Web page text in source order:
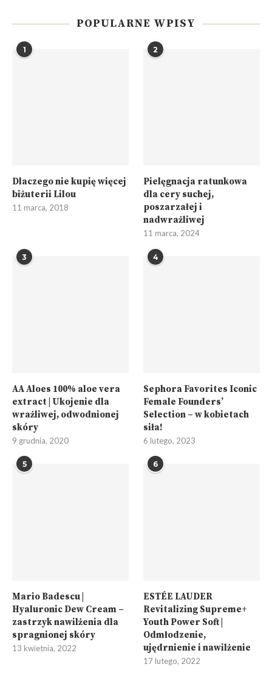
POPULARNE WPISY
1
Dlaczego nie kupię więcej
biżuterii Lilou
11 marca, 2018
2
Pielęgnacja ratunkowa
dla cery suchej,
poszarzałej i
nadwrażliwej
11 marca, 2024
3
AA Aloes 100% aloe vera
extract | Ukojenie dla
wrażliwej, odwodnionej
skóry
9 grudnia, 2020
4
Sephora Favorites Iconic
Female Founders’
Selection – w kobietach
siła!
6 lutego, 2023
5
Mario Badescu |
Hyaluronic Dew Cream –
zastrzyk nawilżenia dla
spragnionej skóry
13 kwietnia, 2022
6
ESTÉE LAUDER
Revitalizing Supreme+
Youth Power Soft |
Odmłodzenie,
ujędrnienie i nawilżenie
17 lutego, 2022